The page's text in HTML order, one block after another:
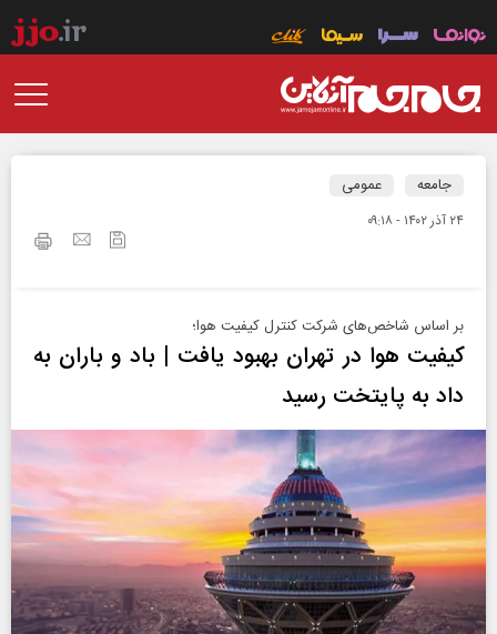
جامعه عمومی
۲۴ آذر ۱۴۰۲ - ۰۹:۱۸
بر اساس شاخص‌های شرکت کنترل کیفیت هوا؛
کیفیت هوا در تهران بهبود یافت | باد و باران به
داد به پایتخت رسید